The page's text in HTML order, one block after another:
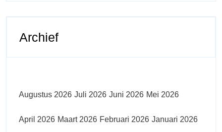
Archief
Augustus 2026 Juli 2026 Juni 2026 Mei 2026
April 2026 Maart 2026 Februari 2026 Januari 2026